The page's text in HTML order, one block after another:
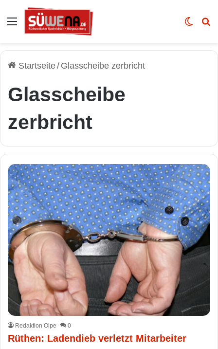
Auswahl Skin
Startseite/ Glasscheibe zerbricht
Glasscheibe
zerbricht
Redaktion Olpe 0
Rüthen: Ladendieb verletzt Mitarbeiter